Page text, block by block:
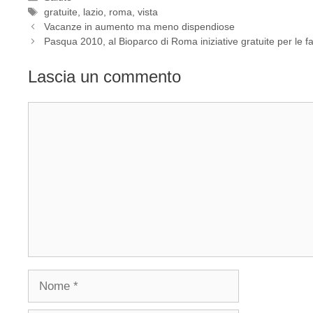
Tag
gratuite, lazio, roma,vista
Vacanze in aumento ma meno dispendiose
Pasqua 2010, al Bioparco di Roma iniziative gratuite per le
Lascia un commento
Nome